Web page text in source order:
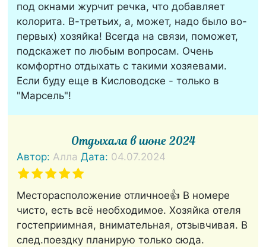
под окнами журчит речка, что добавляет
колорита. В-третьих, а, может, надо было во-
первых) хозяйка! Всегда на связи, поможет,
подскажет по любым вопросам. Очень
комфортно отдыхать с такими хозяевами.
Если буду еще в Кисловодске - только в
"Марсель"!
Отдыхала в июне 2024
Автор:Алла Дата: 04.07.2024
Месторасположение отличное👍 В номере
чисто, есть всё необходимое. Хозяйка отеля
гостеприимная, внимательная, отзывчивая. В
след.поездку планирую только сюда.